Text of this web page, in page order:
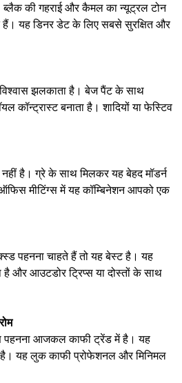
की गहराई और कैमल का न्यूट्रल टोन
यह डिनर डेट के लिए सबसे सुरक्षित और
झलकाता है। बेज पैंट के साथ
कॉन्ट्रास्ट बनाता है। शादियों या फेस्टिव
है। ग्रे के साथ मिलकर यह बेहद मॉडर्न
मीटिंग्स में यह कॉम्बिनेशन आपको एक
पहनना चाहते हैं तो यह बेस्ट है। यह
और आउटडोर ट्रिप्स या दोस्तों के साथ
आजकल काफी ट्रेंड में है। यह
यह लुक काफी प्रोफेशनल और मिनिमल